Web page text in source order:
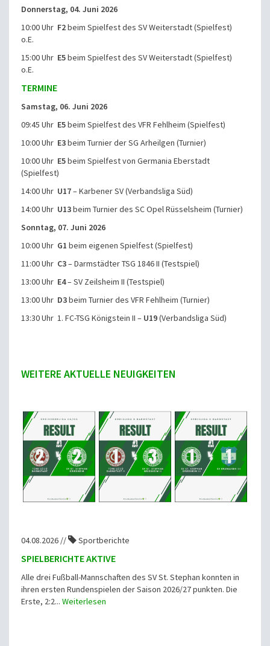
Donnerstag, 04. Juni 2026
10:00 Uhr F2beim Spielfest des SV Weiterstadt (Spielfest)
o.E.
15:00 Uhr E5beim Spielfest des SV Weiterstadt (Spielfest)
o.E.
TERMINE
Samstag, 06. Juni 2026
09:45 Uhr E5beim Spielfest des VFR Fehlheim (Spielfest)
10:00 Uhr E3beim Turnier der SG Arheilgen (Turnier)
10:00 Uhr E5beim Spielfest von Germania Eberstadt
(Spielfest)
14:00 Uhr U17– Karbener SV (Verbandsliga Süd)
14:00 Uhr U13beim Turnier des SC Opel Rüsselsheim (Turnier)
Sonntag, 07. Juni 2026
10:00 Uhr G1 beim eigenen Spielfest (Spielfest)
11:00 Uhr C3– Darmstädter TSG 1846 II (Testspiel)
13:00 Uhr E4– SV Zeilsheim II (Testspiel)
13:00 Uhr D3beim Turnier des VFR Fehlheim (Turnier)
13:30 Uhr 1. FC-TSG Königstein II – U19(Verbandsliga Süd)
WEITERE AKTUELLE NEUIGKEITEN
04.08.2026 // Sportberichte
SPIELBERICHTE AKTIVE
Alle drei Fußball-Mannschaften des SV St. Stephan konnten in
ihren ersten Rundenspielen der Saison 2026/27 punkten. Die
Erste, 2:2... Weiterlesen